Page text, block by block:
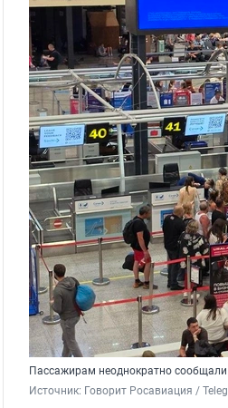
Пассажирам неоднократно сообщали
Источник: Говорит Росавиация /